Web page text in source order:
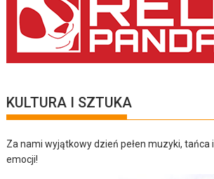
KULTURA I SZTUKA
Za nami wyjątkowy dzień pełen muzyki, tańca
emocji!